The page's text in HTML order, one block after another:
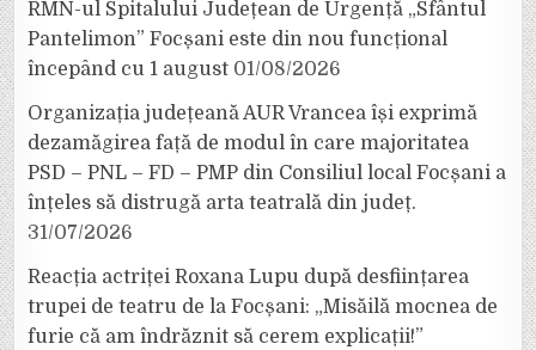
RMN-ul Spitalului Județean de Urgență „Sfântul
Pantelimon” Focșani este din nou funcțional
începând cu 1 august 01/08/2026
Organizația județeană AUR Vrancea își exprimă
dezamăgirea față de modul în care majoritatea
PSD – PNL – FD – PMP din Consiliul local Focșani a
înțeles să distrugă arta teatrală din județ.
31/07/2026
Reacția actriței Roxana Lupu după desființarea
trupei de teatru de la Focșani: „Misăilă mocnea de
furie că am îndrăznit să cerem explicații!”